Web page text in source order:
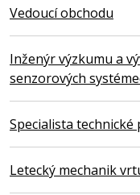
Vedoucí obchodu
Inženýr výzkumu a
senzorových
Specialista
Letecký mechanik